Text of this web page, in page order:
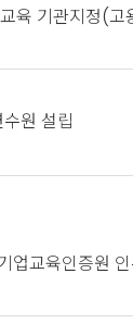
육 기관지정(고
원 설립
업교육인증원